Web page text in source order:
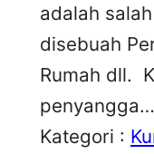
adalah
disebuah
Rumah dll.
penyangga…
Kategori :